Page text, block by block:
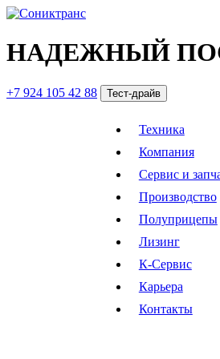
НАДЕЖНЫЙ
+7 924 105 42 88 Тест-драйв
Техника
Компания
Сервис и
Производство
Полуприцепы
Лизинг
К-Сервис
Карьера
Контакты